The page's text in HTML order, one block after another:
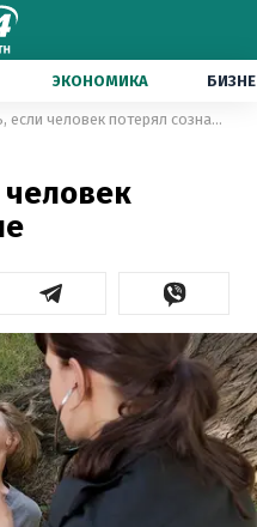
ЭКОНОМИКА
Что делать, если человек потерял сознание
человек